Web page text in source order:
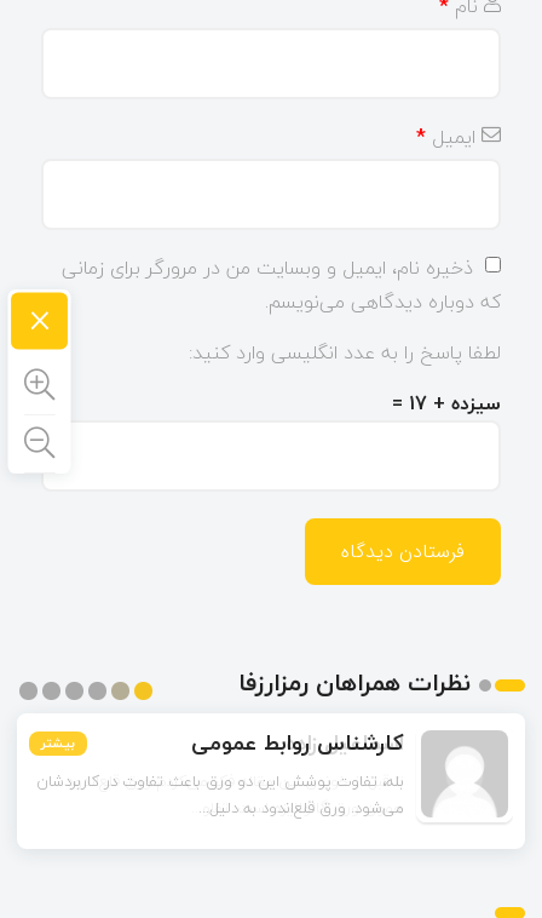
ایمیل *
ذخیره نام، ایمیل و وبسایت من در مرورگر برای زمانی
که دوباره دیدگاهی می‌نویسم.
لطفا پاسخ را به عدد انگلیسی وارد کنید:
سیزده + 17 =
نظرات همراهان رمزارزفا
بیشتر اسماعیل زاده بیشتر
تا قبل از خوندن این مقاله فکر می‌کردم ورق قلع‌اندود
همون ورق گالوانیزه است. تفاو...
بیشتر
بیشتر
بیشتر
بیشتر
×